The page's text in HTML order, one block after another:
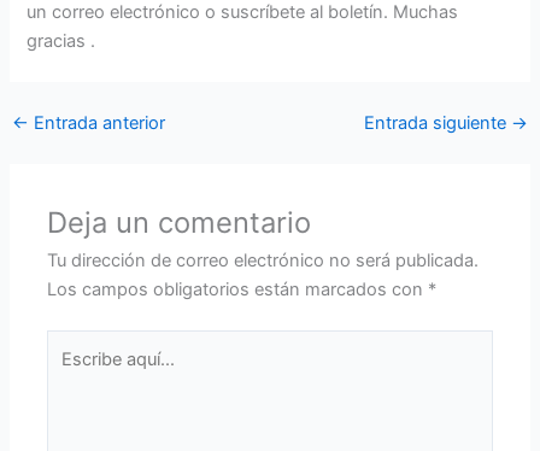
un correo electrónico o suscríbete al boletín. Muchas
gracias .
← Entrada anterior Entrada siguiente →
Deja un comentario
Tu dirección de correo electrónico no será publicada.
Los campos obligatorios están marcados con *
aquí...